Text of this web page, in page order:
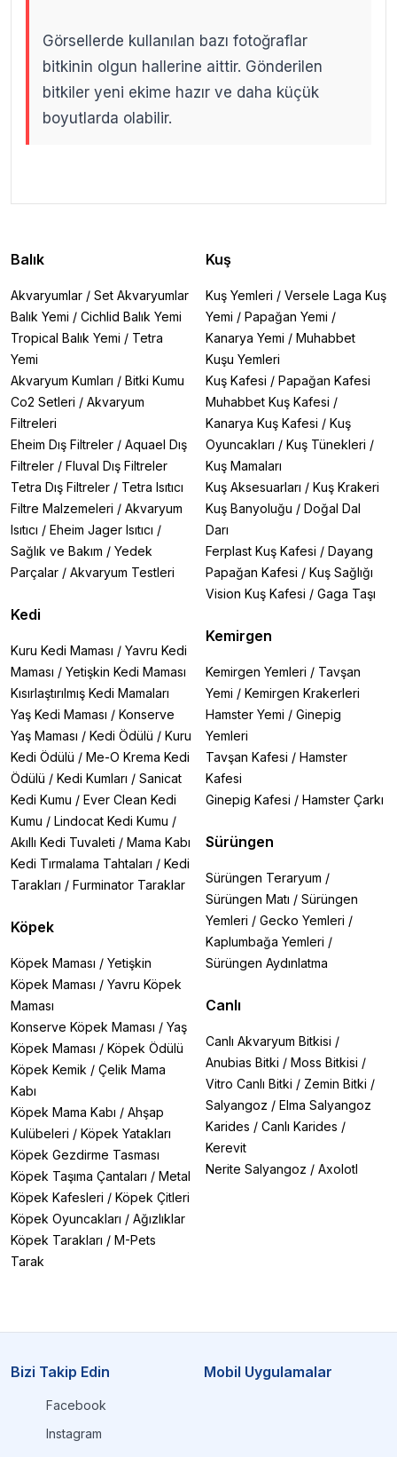
Görsellerde kullanılan bazı fotoğraflar
bitkinin olgun hallerine aittir. Gönderilen
bitkiler yeni ekime hazır ve daha küçük
boyutlarda olabilir.
Balık
Akvaryumlar / Set Akvaryumlar
Balık Yemi / Cichlid Balık Yemi
Tropical Balık Yemi / Tetra
Yemi
Akvaryum Kumları / Bitki Kumu
Co2 Setleri / Akvaryum
Filtreleri
Eheim Dış Filtreler / Aquael Dış
Filtreler / Fluval Dış Filtreler
Tetra Dış Filtreler / Tetra Isıtıcı
Filtre Malzemeleri / Akvaryum
Isıtıcı / Eheim Jager Isıtıcı /
Sağlık ve Bakım / Yedek
Parçalar / Akvaryum Testleri
Kedi
Kuru Kedi Maması / Yavru Kedi
Maması / Yetişkin Kedi Maması
Kısırlaştırılmış Kedi Mamaları
Yaş Kedi Maması / Konserve
Yaş Maması / Kedi Ödülü / Kuru
Kedi Ödülü / Me-O Krema Kedi
Ödülü / Kedi Kumları / Sanicat
Kedi Kumu / Ever Clean Kedi
Kumu / Lindocat Kedi Kumu /
Akıllı Kedi Tuvaleti / Mama Kabı
Kedi Tırmalama Tahtaları / Kedi
Tarakları / Furminator Taraklar
Köpek
Köpek Maması / Yetişkin
Köpek Maması / Yavru Köpek
Maması
Konserve Köpek Maması / Yaş
Köpek Maması / Köpek Ödülü
Köpek Kemik / Çelik Mama
Kabı
Köpek Mama Kabı / Ahşap
Kulübeleri / Köpek Yatakları
Köpek Gezdirme Tasması
Köpek Taşıma Çantaları / Metal
Köpek Kafesleri / Köpek Çitleri
Köpek Oyuncakları / Ağızlıklar
Köpek Tarakları / M-Pets
Tarak
Kuş
Kuş Yemleri / Versele Laga Kuş
Yemi / Papağan Yemi /
Kanarya Yemi / Muhabbet
Kuşu Yemleri
Kuş Kafesi / Papağan Kafesi
Muhabbet Kuş Kafesi /
Kanarya Kuş Kafesi / Kuş
Oyuncakları / Kuş Tünekleri /
Kuş Mamaları
Kuş Aksesuarları / Kuş Krakeri
Kuş Banyoluğu / Doğal Dal
Darı
Ferplast Kuş Kafesi / Dayang
Papağan Kafesi / Kuş Sağlığı
Vision Kuş Kafesi / Gaga Taşı
Kemirgen
Kemirgen Yemleri / Tavşan
Yemi / Kemirgen Krakerleri
Hamster Yemi / Ginepig
Yemleri
Tavşan Kafesi / Hamster
Kafesi
Ginepig Kafesi / Hamster Çarkı
Sürüngen
Sürüngen Teraryum /
Sürüngen Matı / Sürüngen
Yemleri / Gecko Yemleri /
Kaplumbağa Yemleri /
Sürüngen Aydınlatma
Canlı
Canlı Akvaryum Bitkisi /
Anubias Bitki / Moss Bitkisi /
Vitro Canlı Bitki / Zemin Bitki /
Salyangoz / Elma Salyangoz
Karides / Canlı Karides /
Kerevit
Nerite Salyangoz / Axolotl
Bizi Takip Edin
Facebook
Instagram
Mobil Uygulamalar